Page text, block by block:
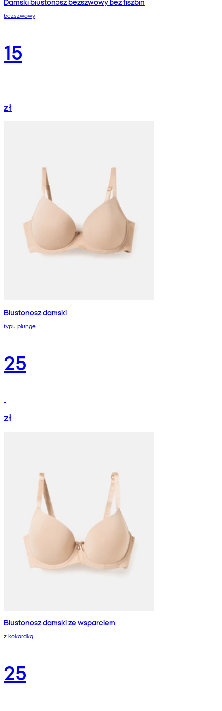
bezszwowy
15
zł
Biustonosz damski
typu plunge
25
zł
Biustonosz damski ze wsparciem
z kokardką
25